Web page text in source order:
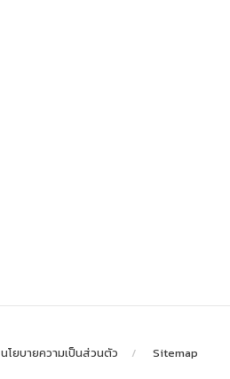
นโยบายความเป็นส่วนตัว Sitemap